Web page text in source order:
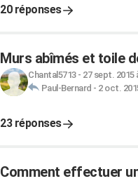
20 réponses
Murs abîmés et toile
Chantal5713- 27 sept. 2015
Paul-Bernard - 2 oct.
23 réponses
Comment effectuer